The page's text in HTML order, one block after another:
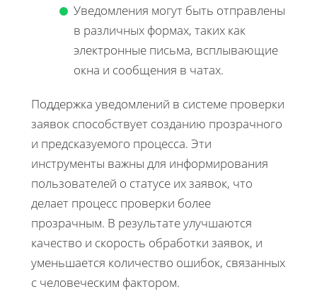
Уведомления могут быть отправлены
в различных формах, таких как
электронные письма, всплывающие
окна и сообщения в чатах.
Поддержка уведомлений в системе проверки
заявок способствует созданию прозрачного
и предсказуемого процесса. Эти
инструменты важны для информирования
пользователей о статусе их заявок, что
делает процесс проверки более
прозрачным. В результате улучшаются
качество и скорость обработки заявок, и
уменьшается количество ошибок, связанных
с человеческим фактором.